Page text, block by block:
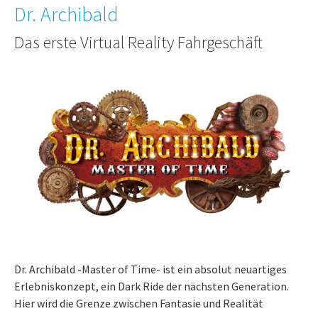
Dr. Archibald
Das erste Virtual Reality Fahrgeschäft
Dr. Archibald -Master of Time- ist ein absolut neuartiges
Erlebniskonzept, ein Dark Ride der nächsten Generation.
Hier wird die Grenze zwischen Fantasie und Realität